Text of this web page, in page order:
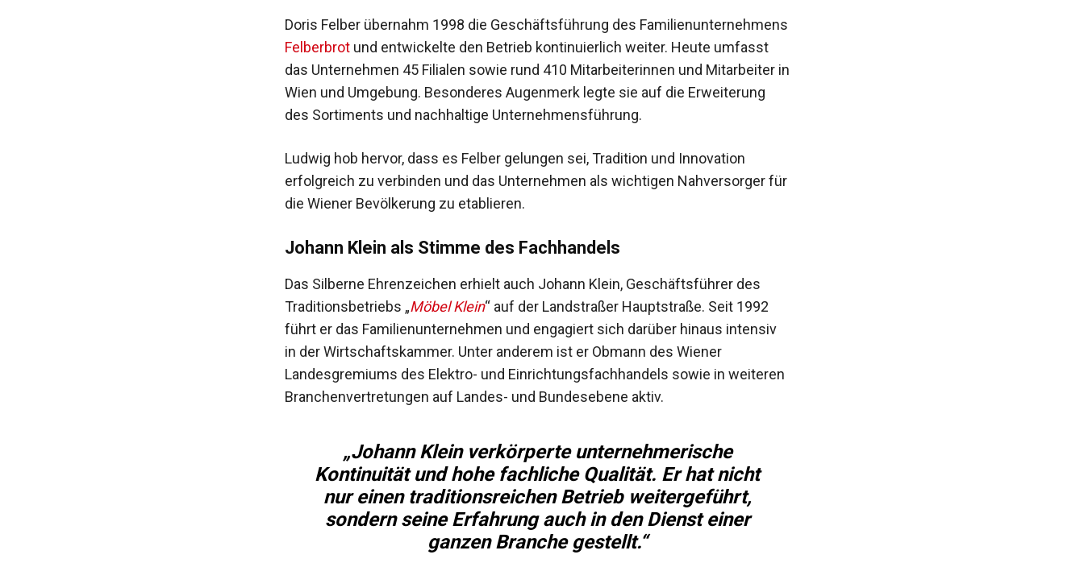
Doris Felber übernahm 1998 die Geschäftsführung des Familienunternehmens
Felberbrot und entwickelte den Betrieb kontinuierlich weiter. Heute umfasst
das Unternehmen 45 Filialen sowie rund 410 Mitarbeiterinnen und Mitarbeiter in
Wien und Umgebung. Besonderes Augenmerk legte sie auf die Erweiterung
des Sortiments und nachhaltige Unternehmensführung.
Ludwig hob hervor, dass es Felber gelungen sei, Tradition und Innovation
erfolgreich zu verbinden und das Unternehmen als wichtigen Nahversorger für
die Wiener Bevölkerung zu etablieren.
Johann Klein als Stimme des Fachhandels
Das Silberne Ehrenzeichen erhielt auch Johann Klein, Geschäftsführer des
Traditionsbetriebs „Möbel Klein“ auf der Landstraßer Hauptstraße. Seit 1992
führt er das Familienunternehmen und engagiert sich darüber hinaus intensiv
in der Wirtschaftskammer. Unter anderem ist er Obmann des Wiener
Landesgremiums des Elektro- und Einrichtungsfachhandels sowie in weiteren
Branchenvertretungen auf Landes- und Bundesebene aktiv.
„Johann Klein verkörperte unternehmerische
Kontinuität und hohe fachliche Qualität. Er hat nicht
nur einen traditionsreichen Betrieb weitergeführt,
sondern seine Erfahrung auch in den Dienst einer
ganzen Branche gestellt.“